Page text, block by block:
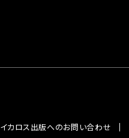
イカロス出版へのお問い合わせ